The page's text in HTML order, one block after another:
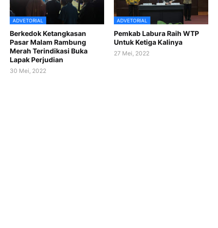
ADVETORIAL
Berkedok Ketangkasan
Pasar Malam Rambung
Merah Terindikasi Buka
Lapak Perjudian
30 Mei, 2022
ADVETORIAL
Pemkab Labura Raih WTP
Untuk Ketiga Kalinya
27 Mei, 2022